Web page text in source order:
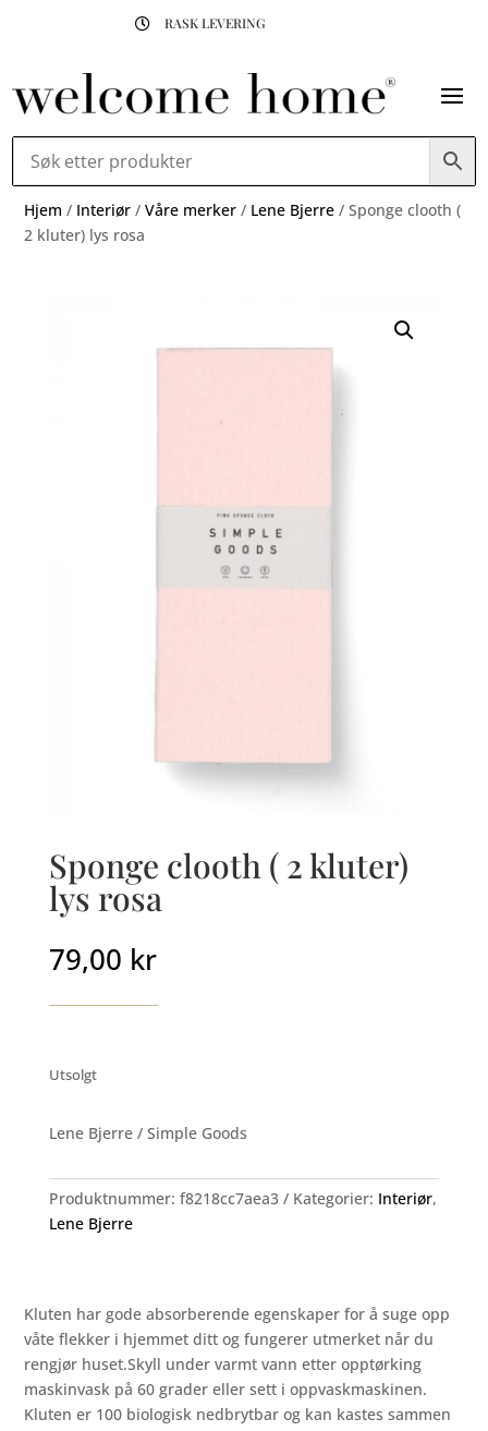
 RASK LEVERING
Hjem / Interiør /Våre merker / Lene Bjerre / Sponge clooth (
2 kluter) lys rosa
Sponge clooth ( 2 kluter)
lys rosa
79,00 kr
Utsolgt
Lene Bjerre / Simple Goods
Produktnummer: f8218cc7aea3 Kategorier: Interiør,
Lene Bjerre
Kluten har gode absorberende egenskaper for å suge opp
våte flekker i hjemmet ditt og fungerer utmerket når du
rengjør huset.Skyll under varmt vann etter opptørking
maskinvask på 60 grader eller sett i oppvaskmaskinen.
Kluten er 100 biologisk nedbrytbar og kan kastes sammen